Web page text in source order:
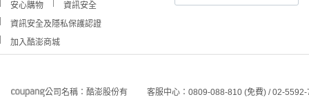
安心購物
資訊安全
資訊安全及隱私保護認證
加入酷澎商城
公司名稱：酷澎股份有 客服中心：0809-088-810 (免費) / 02-